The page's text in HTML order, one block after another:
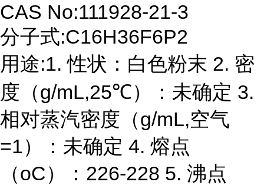
CAS No:111928-21-3
分子式:C16H36F6P2
用途:1. 性状：白色粉末 2. 密
度（g/mL,25℃）：未确定 3.
相对蒸汽密度（g/mL,空气
=1）：未确定 4. 熔点
（oC）：226-228 5. 沸点